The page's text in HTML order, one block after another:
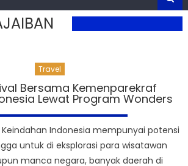
Travel
Bersama Kemenparekraf
Lewat Program Wonders
Indonesia mempunyai potensi
untuk di eksplorasi para wisatawan
manca negara, banyak daerah di